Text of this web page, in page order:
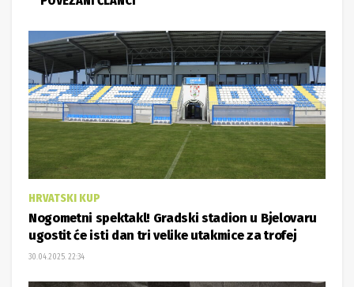
HRVATSKI KUP
Nogometni spektakl! Gradski stadion u Bjelovaru
ugostit će isti dan tri velike utakmice za trofej
30.04.2025. 22:34